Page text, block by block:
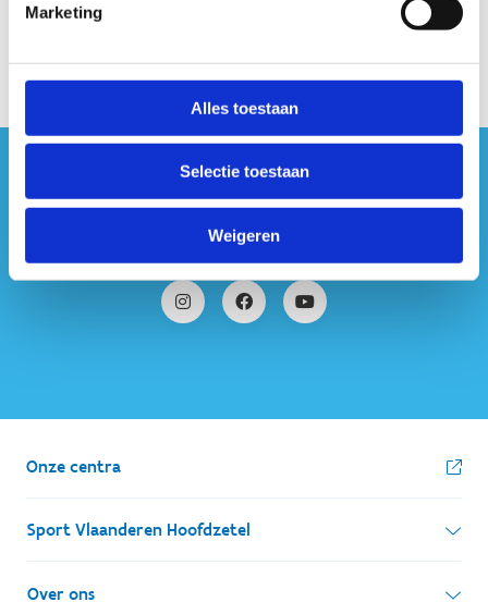
Marketing
Alles toestaan
Selectie toestaan
Weigeren
#sportersbelevenmeer
ook op sociale media
Onze centra
Sport Vlaanderen Hoofdzetel
Simon Bolivarlaan 17
Over ons